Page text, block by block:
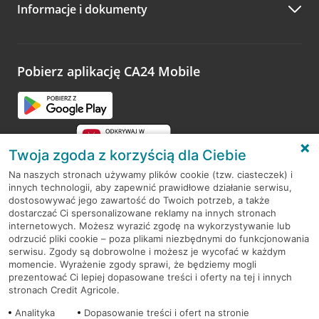
Zachęcamy do podzielenia się z nami opinią o wizycie.
opinie.
Informacje i dokumenty
Pobierz aplikację CA24 Mobile
RODO
Regulamin serwisu
Mapa serwisu
PolitykaCookies
Twoja zgoda z korzyścią dla Ciebie
Na naszych stronach używamy plików cookie (tzw. ciasteczek) i
innych technologii, aby zapewnić prawidłowe działanie serwisu,
dostosowywać jego zawartość do Twoich potrzeb, a także
dostarczać Ci spersonalizowane reklamy na innych stronach
internetowych. Możesz wyrazić zgodę na wykorzystywanie lub
odrzucić pliki cookie – poza plikami niezbędnymi do funkcjonowania
serwisu. Zgody są dobrowolne i możesz je wycofać w każdym
momencie. Wyrażenie zgody sprawi, że będziemy mogli
prezentować Ci lepiej dopasowane treści i oferty na tej i innych
stronach Credit Agricole.
Analityka
Dopasowanie treści i ofert na stronie